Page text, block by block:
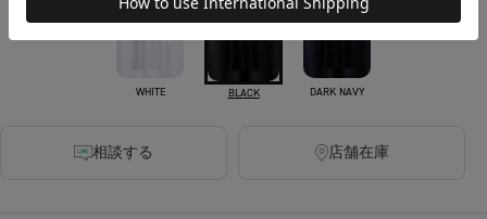
WHITE BLACK DARK NAVY
相談する 店舗在庫